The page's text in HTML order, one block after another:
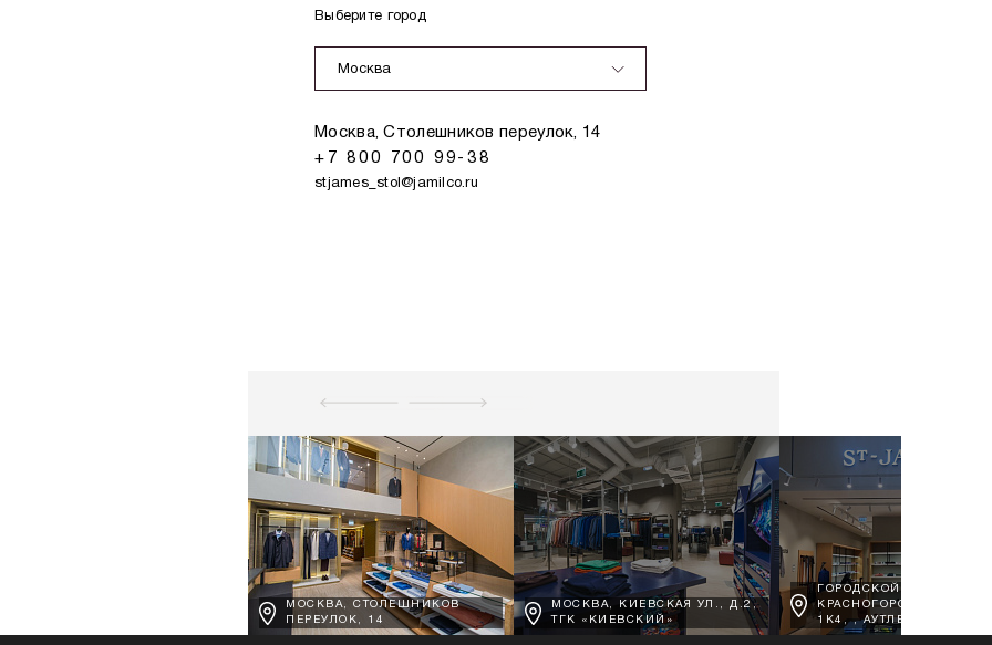
Выберите город
Москва
Москва, Столешников переулок, 14
+7 800 700 99-38
stjames_stol@jamilco.ru
МОСКВА, СТОЛЕШНИКОВ
ПЕРЕУЛОК, 14
МОСКВА, КИЕВСКАЯ УЛ., Д.2,
ТГК «КИЕВСКИЙ»
ГОРОДСКОЙ ОКРУГ
КРАСНОГОРСК, Д.
1К4, , АУТЛЕТ